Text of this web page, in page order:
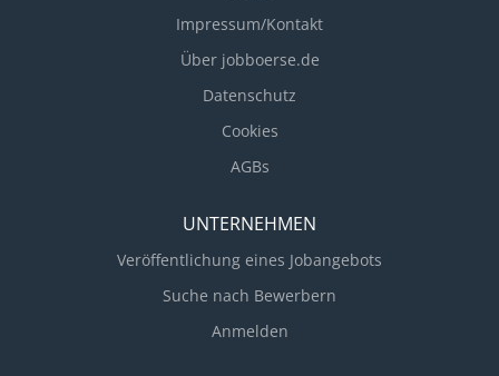
Impressum/Kontakt
Über jobboerse.de
Datenschutz
Cookies
AGBs
UNTERNEHMEN
Veröffentlichung eines Jobangebots
Suche nach Bewerbern
Anmelden